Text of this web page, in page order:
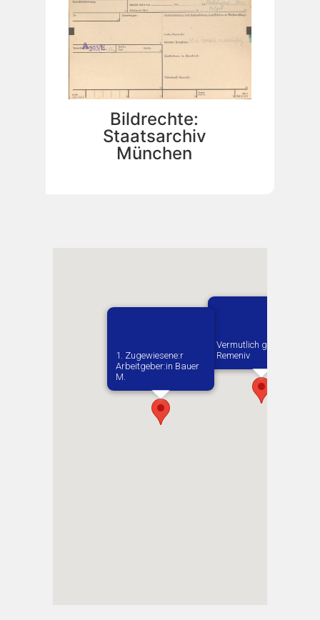
Bildrechte:
Staatsarchiv
München
Vermutlich geboren in
Remeniv
1. Zugewiesene:r
Arbeitgeber:in​ Bauer
M.